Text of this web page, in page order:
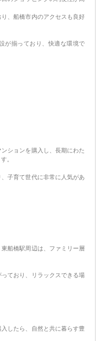
、船橋市内のアクセスも良好
が揃っており、快適な環境で
ションを購入し、長期にわた
。
子育て世代に非常に人気があ
船橋駅周辺は、ファミリー層
ており、リラックスできる場
したら、自然と共に暮らす豊